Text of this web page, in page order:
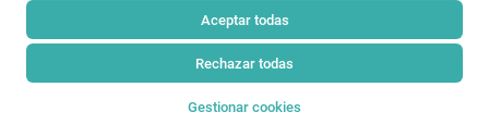
3
No se encontraron eventos.
Gestionar cookies
Rechazar todas
Aceptar todas